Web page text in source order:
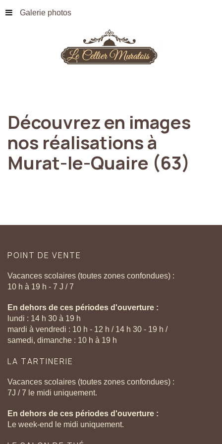
Galerie photos
Découvrezen images
nos réalisationsà
Murat-le-Quaire (63)
POINT DE VENTE
Vacances scolaires (toutes zones confondues) :
10 h à 19 h - 7 J / 7
En dehors de ces périodes d'ouverture :
lundi : 14 h 30 à 19 h
mardi à vendredi : 10 h - 12 h / 14 h 30 - 19 h /
samedi, dimanche : 10 h à 19 h
LA TARTINERIE
Vacances scolaires (toutes zones confondues) :
7J / 7 le midi uniquement.
En dehors de ces périodes d'ouverture :
Le week-end le midi uniquement.